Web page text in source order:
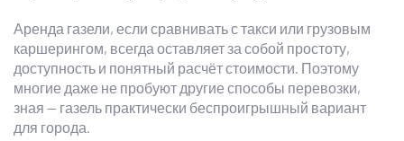
Аренда газели, если сравнивать с такси или грузовым
каршерингом, всегда оставляет за собой простоту,
доступность и понятный расчёт стоимости. Поэтому
многие даже не пробуют другие способы перевозки,
зная — газель практически беспроигрышный вариант
для города.